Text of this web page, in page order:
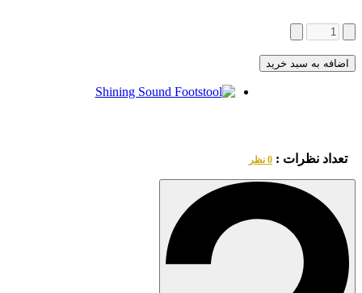
اضافه به سبد خرید
تعداد نظرات : 0 نظر